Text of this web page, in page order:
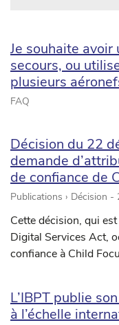
Je souhaite
secours, ou
plusieurs
FAQ
Décision du 22
demande
de confiance de
Publications › Décision -
Cette décision, qui
Digital Services Act,
confiance à Child
L’IBPT publie
à l’échelle